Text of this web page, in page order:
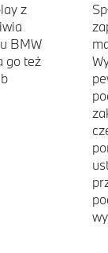
z
BMW
go też